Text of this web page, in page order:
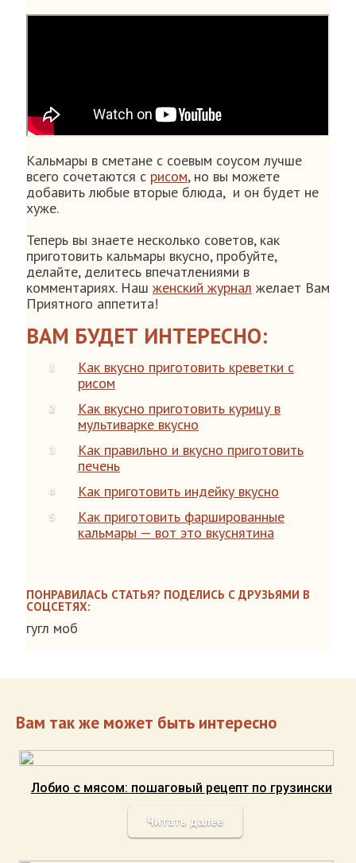
Кальмары в сметане с соевым соусом лучше
всего сочетаются с рисом, но вы можете
добавить любые вторые блюда, и он будет не
хуже.
Теперь вы знаете несколько советов, как
приготовить кальмары вкусно, пробуйте,
делайте, делитесь впечатлениями в
комментариях. Наш женский журнал желает Вам
Приятного аппетита!
ВАМ БУДЕТ ИНТЕРЕСНО:
Как вкусно приготовить креветки с
рисом
Как вкусно приготовить курицу в
мультиварке вкусно
Как правильно и вкусно приготовить
печень
Как приготовить индейку вкусно
Как приготовить фаршированные
кальмары — вот это вкуснятина
ПОНРАВИЛАСЬ СТАТЬЯ? ПОДЕЛИСЬ С ДРУЗЬЯМИ В
СОЦСЕТЯХ:
гугл моб
Вам так же может быть интересно
Лобио с мясом: пошаговый рецепт по грузински
Читать далее